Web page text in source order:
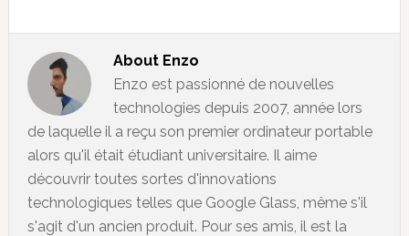
About Enzo
Enzo est passionné de nouvelles
technologies depuis 2007, année lors
de laquelle il a reçu son premier ordinateur portable
alors qu'il était étudiant universitaire. Il aime
découvrir toutes sortes d'innovations
technologiques telles que Google Glass, même s'il
s'agit d'un ancien produit. Pour ses amis, il est la